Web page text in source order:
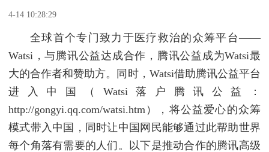
4-14 10:28:29
全球首个专门致力于医疗救治的众筹平台——
Watsi，与腾讯公益达成合作，腾讯公益成为Watsi最
大的合作者和赞助方。同时，Watsi借助腾讯公益平台
进入中国（Watsi落户腾讯公益：
http://gongyi.qq.com/watsi.htm），将公益爱心的众筹
模式带入中国，同时让中国网民能够通过此帮助世界
每个角落有需要的人们。以下是推动合作的腾讯高级